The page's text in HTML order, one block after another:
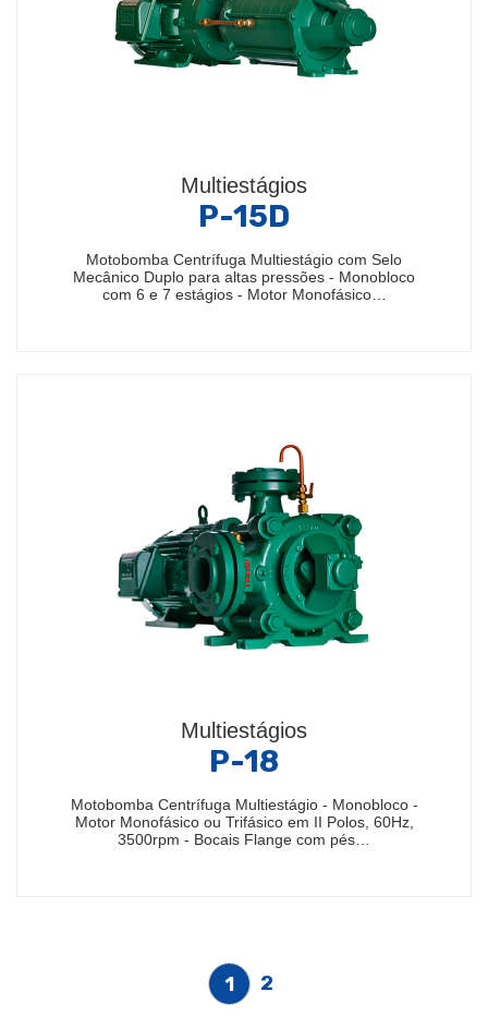
Multiestágios
P-15D
Motobomba Centrífuga Multiestágio com Selo
Mecânico Duplo para altas pressões - Monobloco
com 6 e 7 estágios - Motor Monofásico…
Multiestágios
P-18
Motobomba Centrífuga Multiestágio - Monobloco -
Motor Monofásico ou Trifásico em II Polos, 60Hz,
3500rpm - Bocais Flange com pés…
1 2